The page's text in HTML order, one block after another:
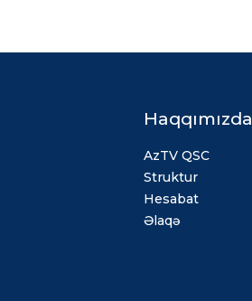
Haqqımızda
AzTV QSC
Struktur
Hesabat
Əlaqə